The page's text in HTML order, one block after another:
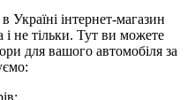
Україні інтернет-магазин
не тільки. Тут ви можете
для вашого автомобіля за